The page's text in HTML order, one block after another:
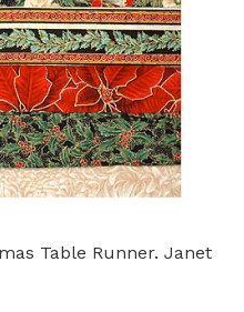
Table Runner. Janet